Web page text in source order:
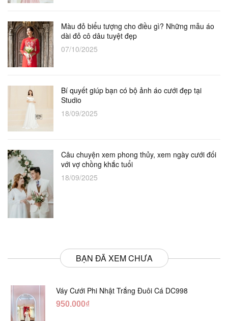
Màu đỏ biểu tượng cho điều gì? Những mẫu áo
dài đỏ cô dâu tuyệt đẹp
07/10/2025
Bí quyết giúp bạn có bộ ảnh áo cưới đẹp tại
Studio
18/09/2025
Câu chuyện xem phong thủy, xem ngày cưới đối
với vợ chồng khắc tuổi
18/09/2025
BẠN ĐÃ XEM CHƯA
Váy Cưới Phi Nhật Trắng Đuôi Cá DC998
950.000₫